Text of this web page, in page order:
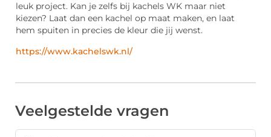
leuk project. Kan je zelfs bij kachels WK maar niet
kiezen? Laat dan een kachel op maat maken, en laat
hem spuiten in precies de kleur die jij wenst.
https://www.kachelswk.nl/
Veelgestelde vragen